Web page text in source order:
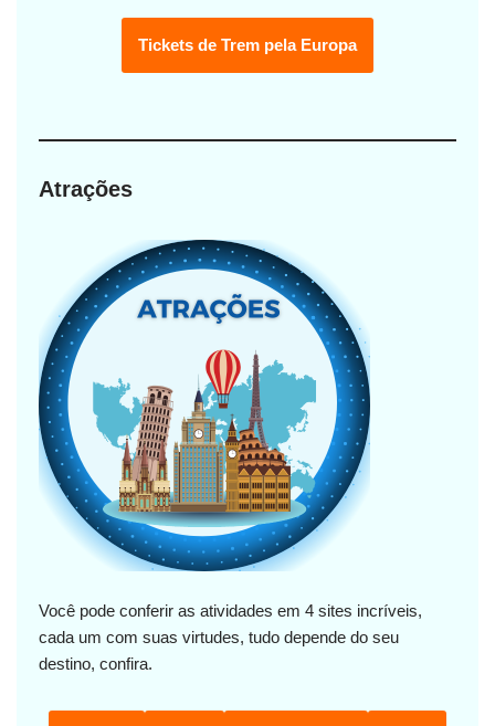
Tickets de Trem pela Europa
Atrações
Você pode conferir as atividades em 4 sites incríveis,
cada um com suas virtudes, tudo depende do seu
destino, confira.